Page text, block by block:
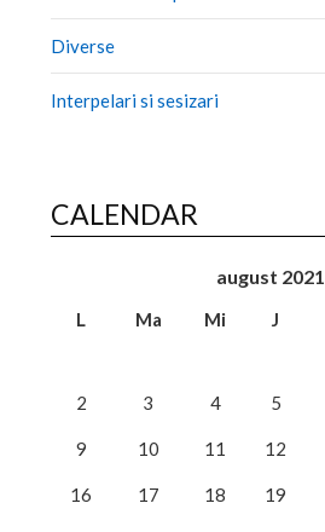
Diverse
Interpelari si sesizari
CALENDAR
august 2021
L Ma Mi J
2 3 4 5
9 10 11 12
16 17 18 19